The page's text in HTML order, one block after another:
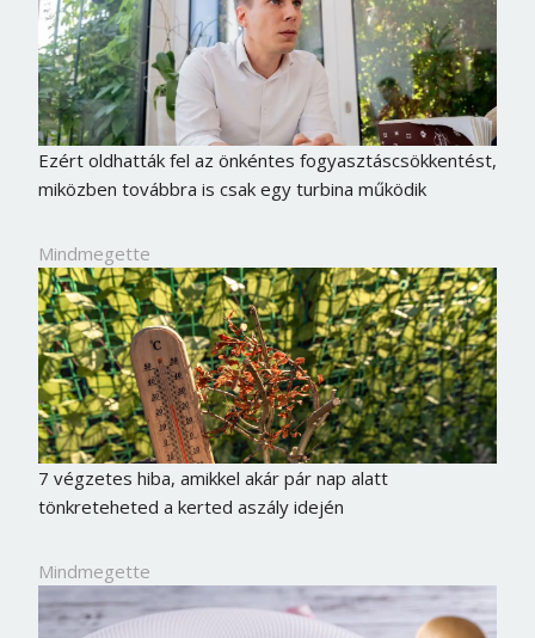
Ezért oldhatták fel az önkéntes fogyasztáscsökkentést,
miközben továbbra is csak egy turbina működik
Mindmegette
7 végzetes hiba, amikkel akár pár nap alatt
tönkreteheted a kerted aszály idején
Mindmegette